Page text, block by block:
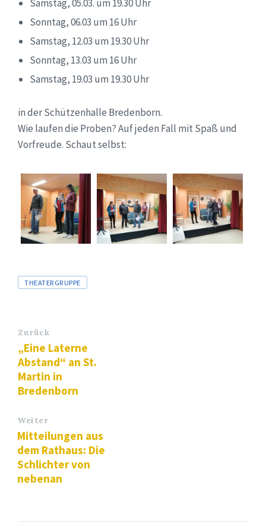
Samstag, 05.03. um 19.30 Uhr
Sonntag, 06.03 um 16 Uhr
Samstag, 12.03 um 19.30 Uhr
Sonntag, 13.03 um 16 Uhr
Samstag, 19.03 um 19.30 Uhr
in der Schützenhalle Bredenborn.
Wie laufen die Proben? Auf jeden Fall mit Spaß und
Vorfreude. Schaut selbst:
Tags
THEATERGRUPPE
Zurück
„Eine Laterne
Abstand“ an St.
Martin in
Bredenborn
Weiter
Mitteilungen aus
dem Rathaus: Die
Schlichter von
nebenan